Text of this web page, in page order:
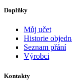
Doplňky
Můj učet
Historie
Seznam přání
Výrobci
Kontakty